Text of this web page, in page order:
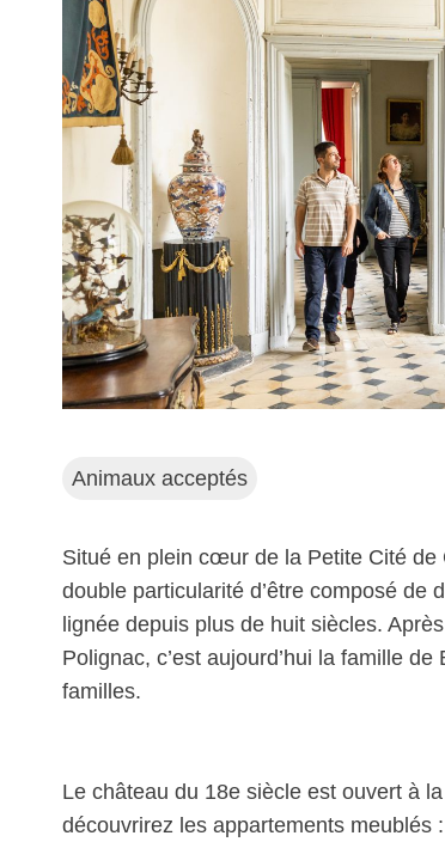
Animaux acceptés
Situé en plein cœur de la Petite Cité de
double particularité d’être composé de
lignée depuis plus de huit siècles.
Polignac, c’est aujourd’hui la famille
familles.
Le château du 18e siècle est ouvert à
découvrirez les appartements meublés